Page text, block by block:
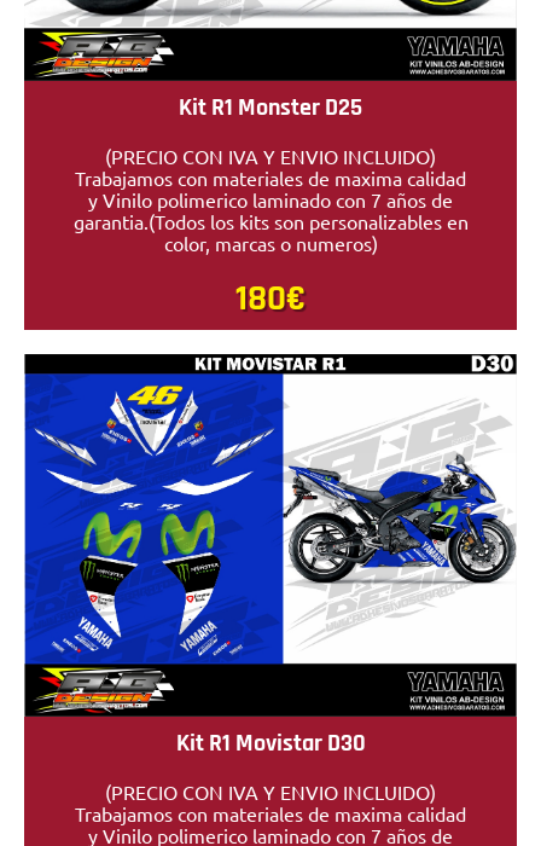
Kit R1 Monster D25
(PRECIO CON IVA Y ENVIO INCLUIDO)
Trabajamos con materiales de maxima calidad
y Vinilo polimerico laminado con 7 años de
garantia.(Todos los kits son personalizables en
color, marcas o numeros)
180€
Kit R1 Movistar D30
(PRECIO CON IVA Y ENVIO INCLUIDO)
Trabajamos con materiales de maxima calidad
y Vinilo polimerico laminado con 7 años de